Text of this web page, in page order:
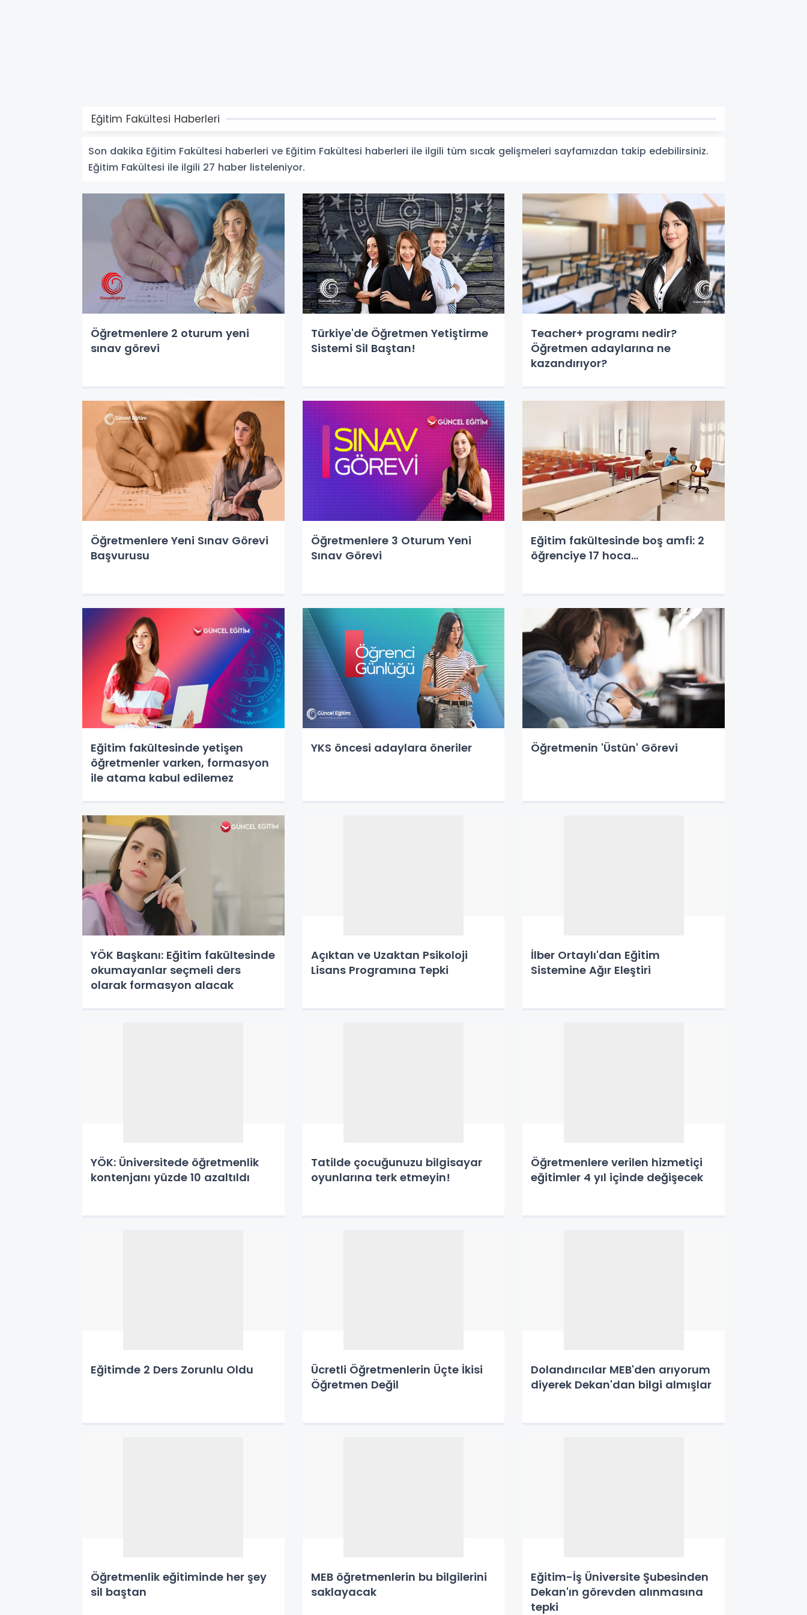
Eğitim Fakültesi Haberleri
Son dakika Eğitim Fakültesi haberleri ve Eğitim Fakültesi haberleri ile ilgili tüm sıcak gelişmeleri sayfamızdan takip edebilirsiniz.
Eğitim Fakültesi ile ilgili 27 haber listeleniyor.
Öğretmenlere 2 oturum yeni
sınav görevi
Türkiye'de Öğretmen Yetiştirme
Sistemi Sil Baştan!
Teacher+ programı nedir?
Öğretmen adaylarına ne
kazandırıyor?
Öğretmenlere Yeni Sınav Görevi
Başvurusu
Öğretmenlere 3 Oturum Yeni
Sınav Görevi
Eğitim fakültesinde boş amfi: 2
öğrenciye 17 hoca...
Eğitim fakültesinde yetişen
öğretmenler varken, formasyon
ile atama kabul edilemez
YKS öncesi adaylara öneriler Öğretmenin 'Üstün' Görevi
YÖK Başkanı: Eğitim fakültesinde
okumayanlar seçmeli ders
olarak formasyon alacak
Açıktan ve Uzaktan Psikoloji
Lisans Programına Tepki
İlber Ortaylı'dan Eğitim
Sistemine Ağır Eleştiri
YÖK: Üniversitede öğretmenlik
kontenjanı yüzde 10 azaltıldı
Tatilde çocuğunuzu bilgisayar
oyunlarına terk etmeyin!
Öğretmenlere verilen hizmetiçi
eğitimler 4 yıl içinde değişecek
Eğitimde 2 Ders Zorunlu Oldu
Ücretli Öğretmenlerin Üçte İkisi
Öğretmen Değil
Dolandırıcılar MEB'den arıyorum
diyerek Dekan'dan bilgi almışlar
Öğretmenlik eğitiminde her şey
sil baştan
MEB öğretmenlerin bu bilgilerini
saklayacak
Eğitim-İş Üniversite Şubesinden
Dekan'ın görevden alınmasına
tepki